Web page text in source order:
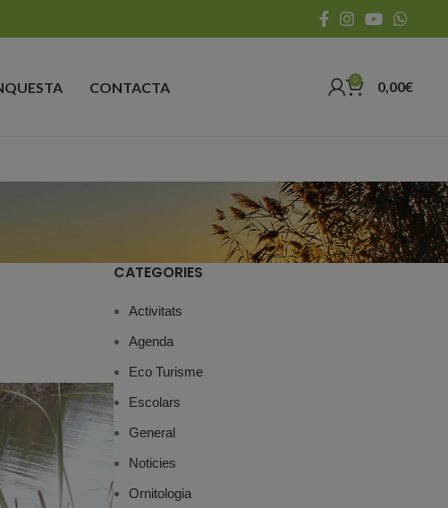
CONTACTA 0 0,00€
CATEGORIES
Activitats
Agenda
Eco Turisme
Escolars
General
Noticies
Ornitologia